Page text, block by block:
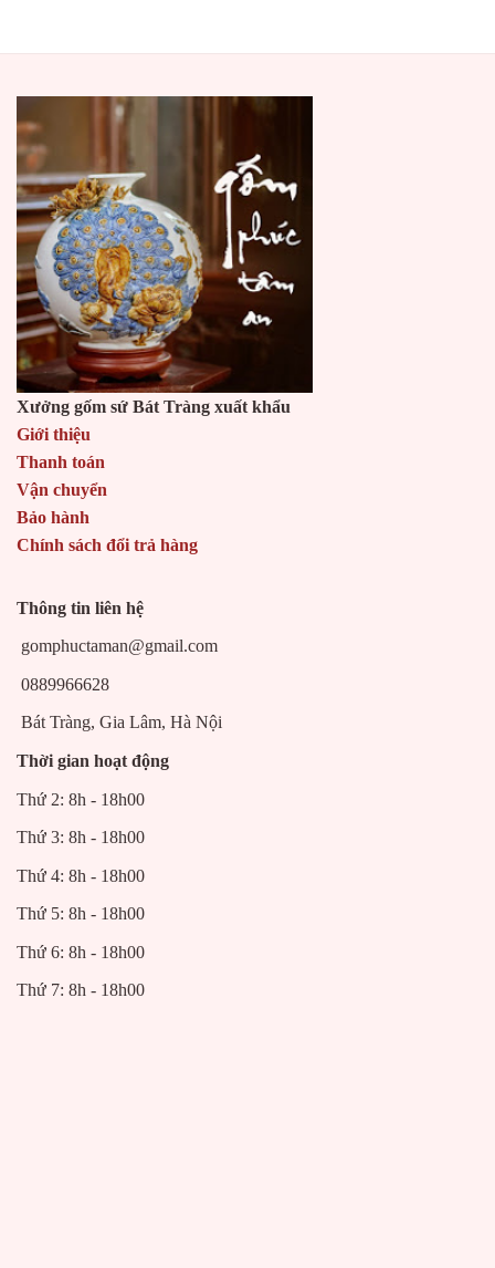
Xưởng gốm sứ Bát Tràng xuất khẩu
Giới thiệu
Thanh toán
Vận chuyển
Bảo hành
Chính sách đổi trả hàng
Thông tin liên hệ
gomphuctaman@gmail.com
0889966628
Bát Tràng, Gia Lâm, Hà Nội
Thời gian hoạt động
Thứ 2: 8h - 18h00
Thứ 3: 8h - 18h00
Thứ 4: 8h - 18h00
Thứ 5: 8h - 18h00
Thứ 6: 8h - 18h00
Thứ 7: 8h - 18h00